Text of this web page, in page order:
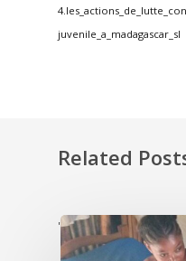
juvenile_a_madagascar_sl
Related
'